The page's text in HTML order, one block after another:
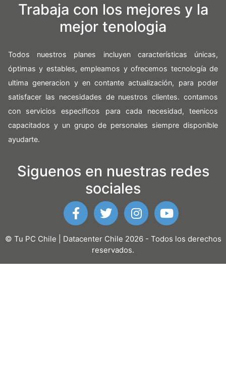
Trabaja con los mejores y la
mejor tenologia
Todos nuestros planes incluyen características únicas,
óptimas y estables, empleamos y ofrecemos tecnología de
ultima generacion y en contante actualización, para poder
satisfacer las necesidades de nuestros clientes. contamos
con servicios especificos para cada necesidad, teenicos
capacitados y un grupo de personales siempre disponible
ayudarte.
Siguenos en nuestras redes
sociales
© Tu PC Chile | Datacenter Chile 2026 - Todos los derechos
reservados.